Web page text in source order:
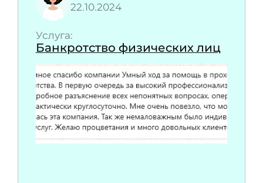
22.10.2024
Услуга:
Банкротство физических лиц